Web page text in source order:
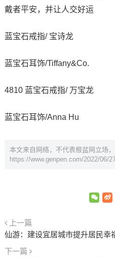
戴者平安，并让人交好运
蓝宝石戒指/ 宝诗龙
蓝宝石耳饰/Tiffany&Co.
4810 蓝宝石戒指/ 万宝龙
蓝宝石耳饰/Anna Hu
本文来自网络，不代表根盆网立场，
https://www.genpen.com/2022/06/
上一篇
仙游：建设宜居城市提升居民幸
下一篇